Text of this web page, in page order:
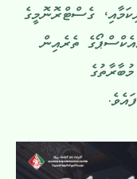
ގެސްޓްރޮނޮމީގެ
ތެރެއިން